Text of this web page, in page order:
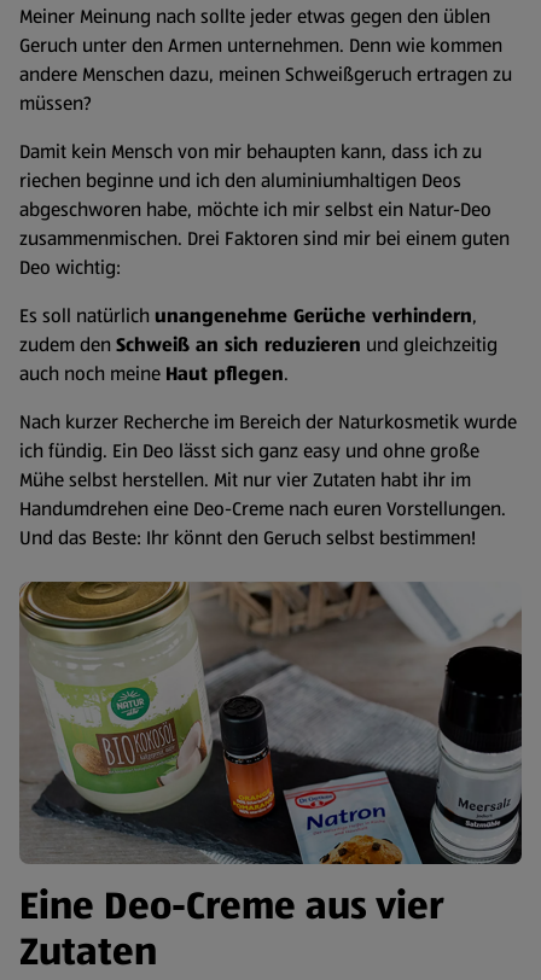
Meiner Meinung nach sollte jeder etwas gegen den üblen
Geruch unter den Armen unternehmen. Denn wie kommen
andere Menschen dazu, meinen Schweißgeruch ertragen zu
müssen?
Damit kein Mensch von mir behaupten kann, dass ich zu
riechen beginne und ich den aluminiumhaltigen Deos
abgeschworen habe, möchte ich mir selbst ein Natur-Deo
zusammenmischen. Drei Faktoren sind mir bei einem guten
Deo wichtig:
Es soll natürlich unangenehme Gerüche verhindern,
zudem den Schweiß an sich reduzieren und gleichzeitig
auch noch meine Haut pflegen.
Nach kurzer Recherche im Bereich der Naturkosmetik wurde
ich fündig. Ein Deo lässt sich ganz easy und ohne große
Mühe selbst herstellen. Mit nur vier Zutaten habt ihr im
Handumdrehen eine Deo-Creme nach euren Vorstellungen.
Und das Beste: Ihr könnt den Geruch selbst bestimmen!
Eine Deo-Creme aus vier
Zutaten